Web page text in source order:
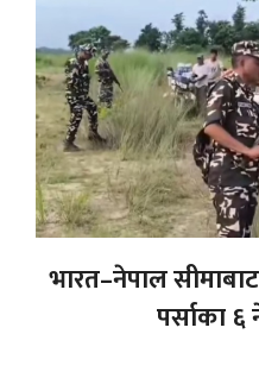
भारत–नेपाल
पर्साका ६